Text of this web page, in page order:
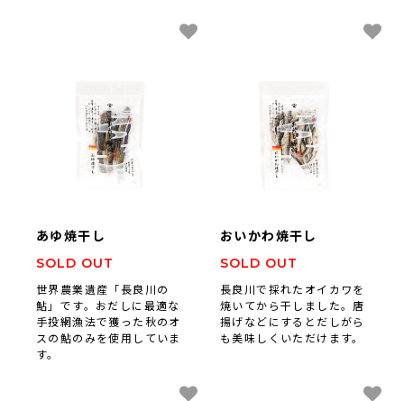
営業時間 10時-18時/水・日曜定休
あゆ焼干し
SOLD OUT
世界農業遺産「長良川の
鮎」です。おだしに最適な
手投網漁法で獲った秋のオ
スの鮎のみを使用していま
す。
おいかわ焼干し
SOLD OUT
長良川で採れたオイカワを
焼いてから干しました。唐
揚げなどにするとだしがら
も美味しくいただけます。